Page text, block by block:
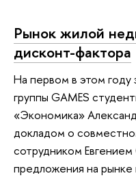
Рынок жилой
дисконт-фактора
На первом в этом году
группы GAMES
«Экономика»
докладом о
сотрудником
предложения на